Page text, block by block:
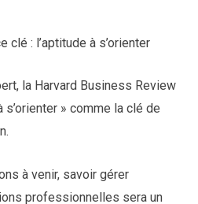
clé : l’aptitude à s’orienter
la Harvard Business Review
» comme la clé de
à venir, savoir gérer
professionnelles sera un